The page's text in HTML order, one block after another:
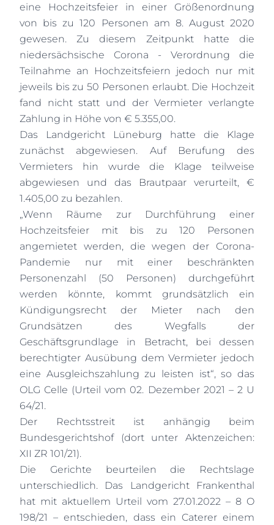
eine Hochzeitsfeier in einer Größenordnung
von bis zu 120 Personen am 8. August 2020
gewesen. Zu diesem Zeitpunkt hatte die
niedersächsische Corona - Verordnung die
Teilnahme an Hochzeitsfeiern jedoch nur mit
jeweils bis zu 50 Personen erlaubt. Die Hochzeit
fand nicht statt und der Vermieter verlangte
Zahlung in Höhe von € 5.355,00.
Das Landgericht Lüneburg hatte die Klage
zunächst abgewiesen. Auf Berufung des
Vermieters hin wurde die Klage teilweise
abgewiesen und das Brautpaar verurteilt, €
1.405,00 zu bezahlen.
„Wenn Räume zur Durchführung einer
Hochzeitsfeier mit bis zu 120 Personen
angemietet werden, die wegen der Corona-
Pandemie nur mit einer beschränkten
Personenzahl (50 Personen) durchgeführt
werden könnte, kommt grundsätzlich ein
Kündigungsrecht der Mieter nach den
Grundsätzen des Wegfalls der
Geschäftsgrundlage in Betracht, bei dessen
berechtigter Ausübung dem Vermieter jedoch
eine Ausgleichszahlung zu leisten ist“, so das
OLG Celle (Urteil vom 02. Dezember 2021 – 2 U
64/21.
Der Rechtsstreit ist anhängig beim
Bundesgerichtshof (dort unter Aktenzeichen:
XII ZR 101/21).
Die Gerichte beurteilen die Rechtslage
unterschiedlich. Das Landgericht Frankenthal
hat mit aktuellem Urteil vom 27.01.2022 – 8 O
198/21 – entschieden, dass ein Caterer einem